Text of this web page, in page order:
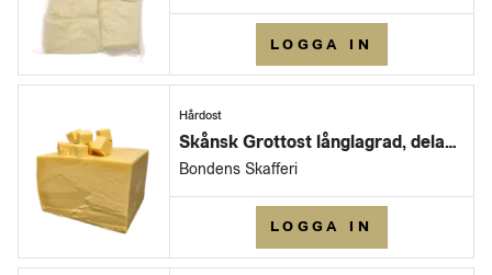
LOGGA IN
Hårdost
Skånsk Grottost långlagrad, delad i konsumentpack
Bondens Skafferi
LOGGA IN